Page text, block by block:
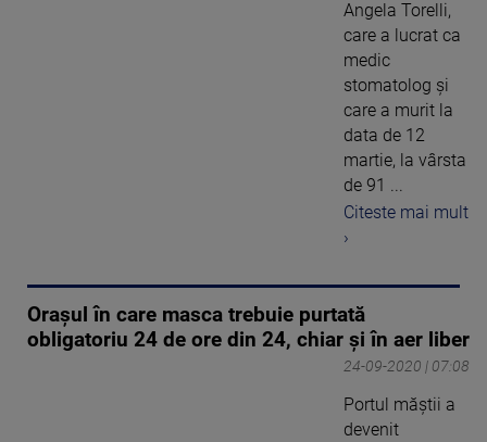
Angela Torelli,
care a lucrat ca
medic
stomatolog și
care a murit la
data de 12
martie, la vârsta
de 91 ...
Citeste mai mult
›
Orașul în care masca trebuie purtată
obligatoriu 24 de ore din 24, chiar și în aer liber
24-09-2020 | 07:08
Portul măştii a
devenit